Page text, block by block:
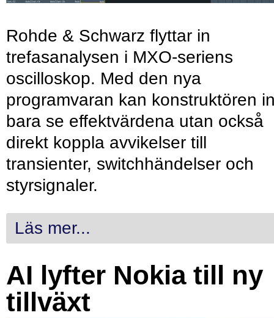
Rohde & Schwarz flyttar in
trefasanalysen i MXO-seriens
oscilloskop. Med den nya
programvaran kan konstruktören
bara se effektvärdena utan också
direkt koppla avvikelser till
transienter, switchhändelser och
styrsignaler.
Läs mer...
AI lyfter Nokia till ny
tillväxt